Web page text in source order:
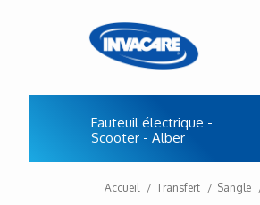
Fauteuil électrique -
Scooter - Alber
Accueil Transfert Sangle